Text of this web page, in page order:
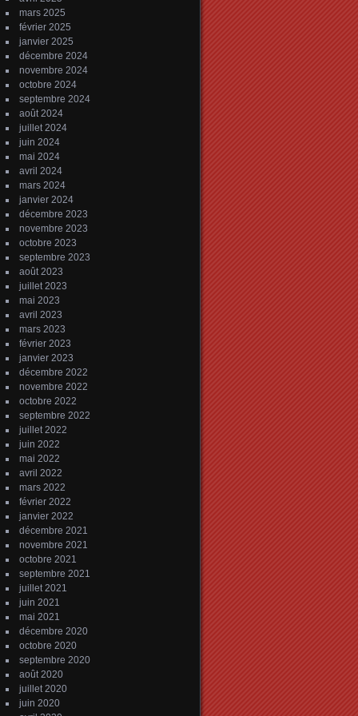
mars 2025
février 2025
janvier 2025
décembre 2024
novembre 2024
octobre 2024
septembre 2024
août 2024
juillet 2024
juin 2024
mai 2024
avril 2024
mars 2024
janvier 2024
décembre 2023
novembre 2023
octobre 2023
septembre 2023
août 2023
juillet 2023
mai 2023
avril 2023
mars 2023
février 2023
janvier 2023
décembre 2022
novembre 2022
octobre 2022
septembre 2022
juillet 2022
juin 2022
mai 2022
avril 2022
mars 2022
février 2022
janvier 2022
décembre 2021
novembre 2021
octobre 2021
septembre 2021
juillet 2021
juin 2021
mai 2021
décembre 2020
octobre 2020
septembre 2020
août 2020
juillet 2020
juin 2020